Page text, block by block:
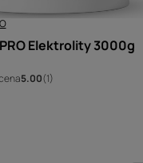
Elektrolity 3000g
5.00(1)